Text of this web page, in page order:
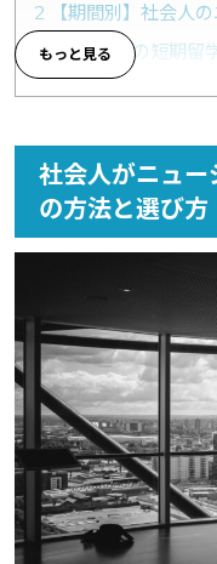
2 【期間別】社会人
2.11ヶ月の短期留
2.23ヶ月の留学で
3知っておきたい留
3.11. 滞在費や食費
3.22. 航空券の安
3. 現地で収入
3.44. 社会人でも
4社会人の留学先に
理由
4.1治安が良く穏や
心
4.2世界水準の教
4.3大自然と都市
社会人がニュ
の方法と選び方